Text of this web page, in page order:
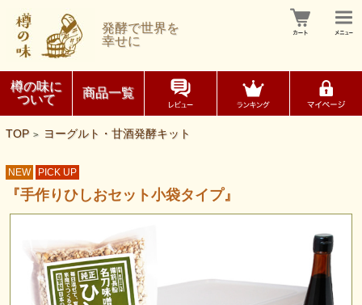
発酵で世界を
幸せに
樽の味に
ついて
商品一覧
TOP > ヨーグルト・甘酒発酵キット
NEW PICK UP
『手作りひしおセット小袋タイプ』